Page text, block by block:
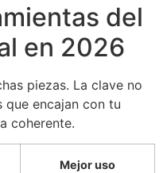
del
en 2026
piezas. La clave no
que encajan con tu
coherente.
Mejor uso